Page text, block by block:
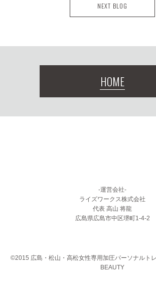
NEXT BLOG
HOME
-運営会社-
ライズワークス株式会社
代表 高山 将龍
広島県広島市中区堺町1-4-2
©2015 広島・松山・高松女性専用加圧パーソナルト
BEAUTY